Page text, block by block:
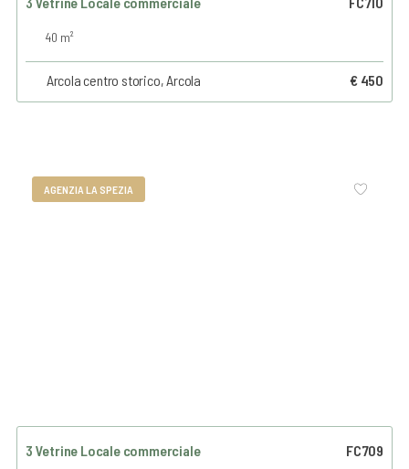
40 m²
Arcola centro storico, Arcola € 450
AGENZIA LA SPEZIA
3 Vetrine Locale commerciale FC709